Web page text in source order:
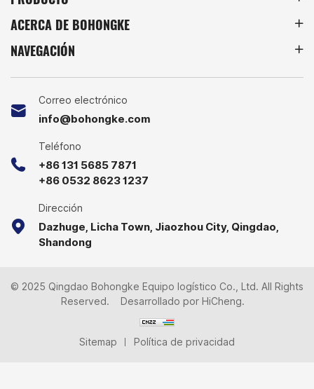
Dirección
Shandong
© 2025 Qingdao Bohongke Equipo logístico Co., Ltd. All Rights
Reserved.
Sitemap